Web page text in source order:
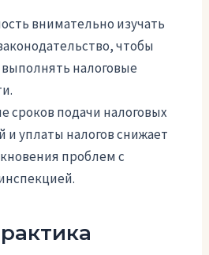
внимательно изучать
чтобы
налоговые
сроков подачи налоговых
и уплаты налогов снижает
проблем с